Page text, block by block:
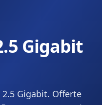
Gigabit
2.5 Gigabit. Offerte